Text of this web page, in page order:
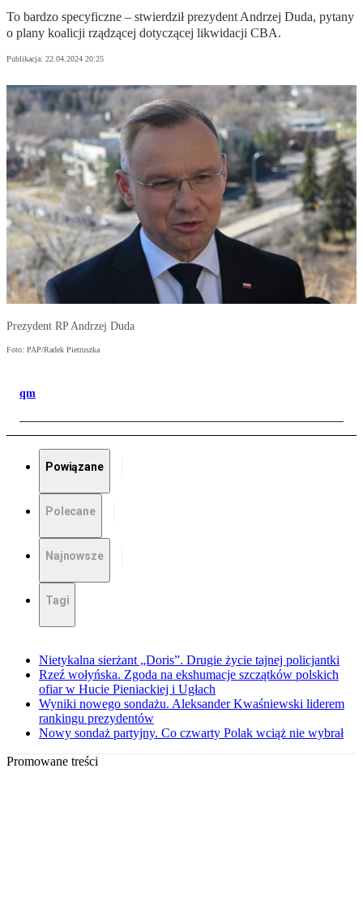
To bardzo specyficzne – stwierdził prezydent Andrzej Duda, pytany
o plany koalicji rządzącej dotyczącej likwidacji CBA.
Publikacja: 22.04.2024 20:25
Prezydent RP Andrzej Duda
Foto: PAP/Radek Pietruszka
qm
Powiązane
Polecane
Najnowsze
Tagi
Nietykalna sierżant „Doris”. Drugie życie tajnej policjantki
Rzeź wołyńska. Zgoda na ekshumacje szczątków polskich
ofiar w Hucie Pieniackiej i Ugłach
Wyniki nowego sondażu. Aleksander Kwaśniewski liderem
rankingu prezydentów
Nowy sondaż partyjny. Co czwarty Polak wciąż nie wybrał
Promowane treści